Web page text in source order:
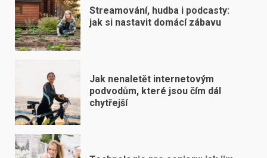
Streamování, hudba i podcasty:
jak si nastavit domácí zábavu
Jak nenaletět internetovým
podvodům, které jsou čím dál
chytřejší